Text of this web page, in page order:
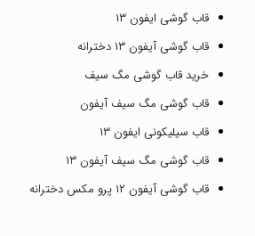
قاب گوشی ایفون ۱۳
قاب گوشی آیفون ۱۳ دخترانه
خرید قاب گوشی مگ سیف
قاب گوشی مگ سیف آیفون
قاب سیلیکونی ایفون ۱۳
قاب گوشی مگ سیف آیفون ۱۳
قاب گوشی آیفون ۱۲ پرو مکس دخترانه